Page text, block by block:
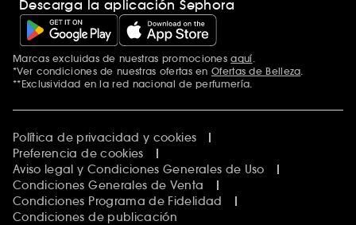
Descarga la aplicación Sephora
Marcas excluidas de nuestras promocionesaquí
*Ver condiciones de nuestras ofertas en Ofertas de Belleza
**Exclusividad en la red nacional de perfumería.
Política de privacidad y cookies
Preferencia de cookies
Aviso legal y Condiciones Generales de Uso
Condiciones Generales de Venta
Condiciones Programa de Fidelidad
Condiciones de publicación